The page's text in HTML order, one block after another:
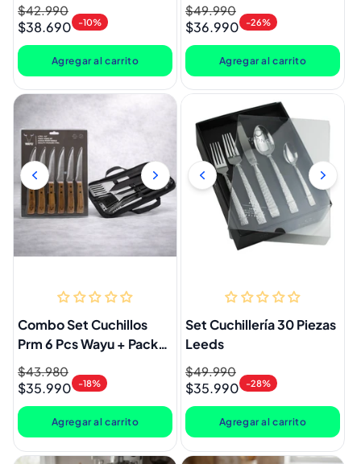
Precio
habitual
$42.990
Precio
de
oferta
$38.690 -10%
Agregar al carrito
Precio
habitual
$49.990
Precio
de
oferta
$36.990 -26%
Agregar al carrito
Combo Set Cuchillos
Prm 6 Pcs Wayu + Pack
Parrillero 5 Piezas Neka
Precio
habitual
$43.980
Precio
de
oferta
$35.990 -18%
Agregar al carrito
Set Cuchillería 30 Piezas
Leeds
Precio
habitual
$49.990
Precio
de
oferta
$35.990 -28%
Agregar al carrito